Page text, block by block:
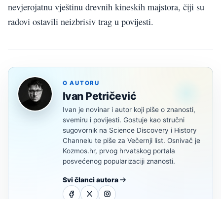
nevjerojatnu vještinu drevnih kineskih majstora, čiji su
radovi ostavili neizbrisiv trag u povijesti.
O AUTORU
Ivan Petričević
Ivan je novinar i autor koji piše o znanosti,
svemiru i povijesti. Gostuje kao stručni
sugovornik na Science Discovery i History
Channelu te piše za Večernji list. Osnivač je
Kozmos.hr, prvog hrvatskog portala
posvećenog popularizaciji znanosti.
Svi članci autora